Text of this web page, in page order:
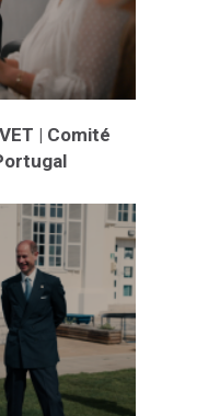
| Comité